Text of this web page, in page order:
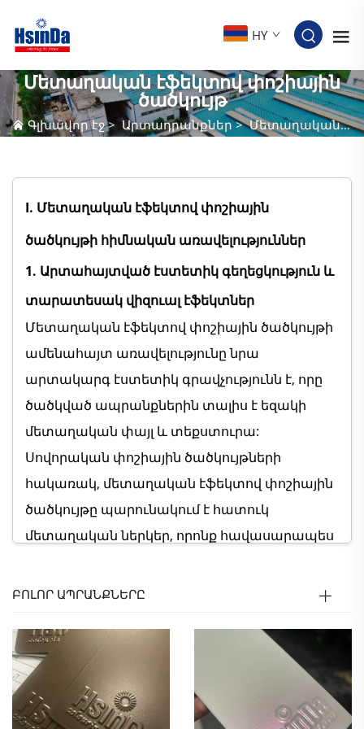
HY
Մետաղական էֆեկտով փոշիային
ծածկույթ
Գլխավոր էջ>Արտադրանքներ>Մետաղական էֆեկտով փոշիային ծածկույթ
I. Մետաղական էֆեկտով փոշիային
ծածկույթի հիմնական առավելություններ
1. Արտահայտված էստետիկ գեղեցկություն և
տարատեսակ վիզուալ էֆեկտներ
Մետաղական էֆեկտով փոշիային ծածկույթի
ամենահայտ առավելությունը նրա
արտակարգ էստետիկ գրավչությունն է, որը
ծածկված ապրանքներին տալիս է եզակի
մետաղական փայլ և տեքստուրա:
Սովորական փոշիային ծածկույթների
հակառակ, մետաղական էֆեկտով փոշիային
ծածկույթը պարունակում է հատուկ
մետաղական ներկեր, որոնք հավասարապես
եռաչափ վիզուալ էֆեկտ, որը բարձրացնում է
դեկորատիվ արժեքը: Մետաղական էֆեկտով
փոշիային ծածկույթը առաջարկում է գույների
լայն տեսականի, ներառյալ դասական
արծաթագույն, ոսկեգույն, պղնձագույն և
ԲՈԼՈՐ ԱՊՐԱՆՔՆԵՐԸ